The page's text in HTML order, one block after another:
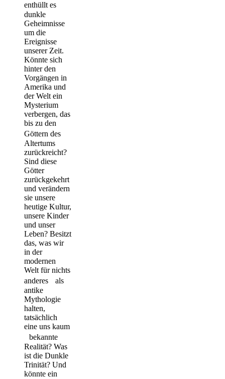
enthüllt es
dunkle
Geheimnisse
um die
Ereignisse
unserer Zeit.
Könnte sich
hinter den
Vorgängen in
Amerika und
der Welt ein
Mysterium
verbergen, das
bis zu den
Göttern des
Altertums
zurückreicht?
Sind diese
Götter
zurückgekehrt
und verändern
sie unsere
heutige Kultur,
unsere Kinder
und unser
Leben? Besitzt
das, was wir
in der
modernen
Welt für nichts
anderes als
antike
Mythologie
halten,
tatsächlich
eine uns kaum
bekannte
Realität? Was
ist die Dunkle
Trinität? Und
könnte ein